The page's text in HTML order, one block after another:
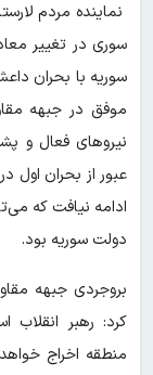
نماینده مردم
سوری در تغییر
سوریه با بحران
موفق در جبهه
نیروهای فعال و
عبور از بحران اول
ادامه نیافت که
دولت سوریه بود.
بروجردی جبهه
کرد: رهبر انقلاب
منطقه اخراج